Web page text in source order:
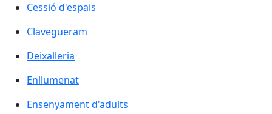
Cessió d'espais
Clavegueram
Deixalleria
Enllumenat
Ensenyament d'adults